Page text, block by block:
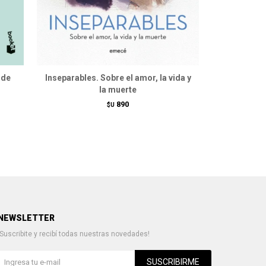
Inseparables. Sobre el amor, la vida y
la muerte
$U 890
y recibí todas nuestras novedades!
SUSCRIBIRME